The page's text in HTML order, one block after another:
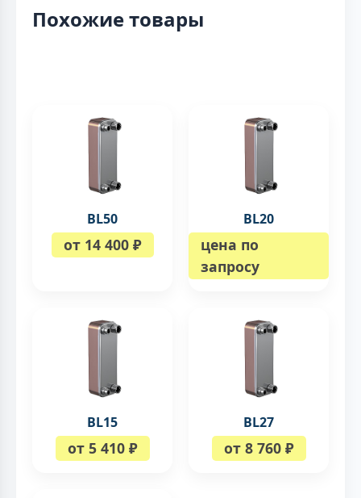
Похожие товары
BL50
от 14 400 ₽
BL20
цена по
запросу
BL15
от 5 410 ₽
BL27
от 8 760 ₽